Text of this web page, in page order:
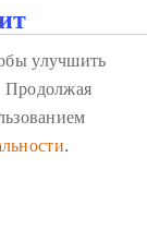
улучшить
Продолжая
.